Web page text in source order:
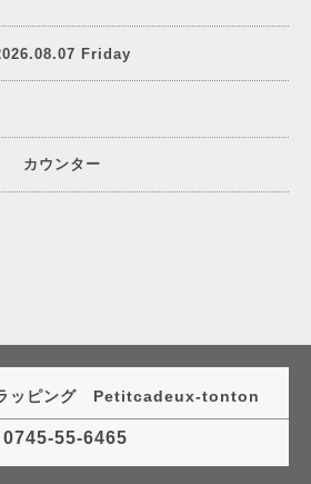
Friday
カウンター
ッピング Petitcadeux-tonton
0745-55-6465